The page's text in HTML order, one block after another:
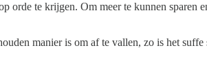
orde te krijgen. Om meer te kunnen
manier is om af te vallen, zo is het